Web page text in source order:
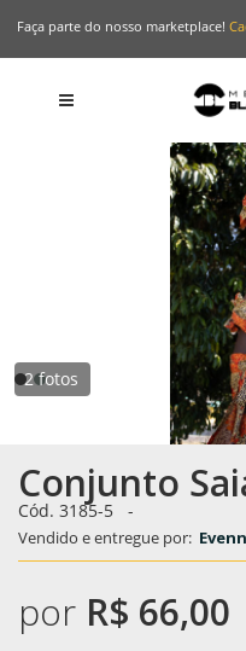
Faça parte do nosso marketplace!
2 fotos
Conjunto
Cód. 3185-5 -
Vendido e entregue por:
por R$ 66,00